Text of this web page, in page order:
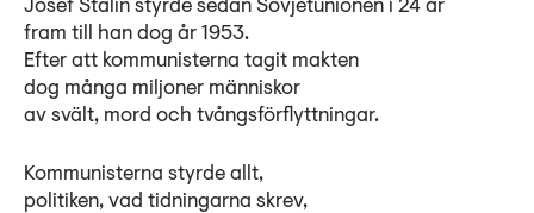
Josef Stalin styrde sedan Sovjetunionen i 24 år
fram till han dog år 1953.
Efter att kommunisterna tagit makten
dog många miljoner människor
av svält, mord och tvångsförflyttningar.
Kommunisterna styrde allt,
politiken, vad tidningarna skrev,